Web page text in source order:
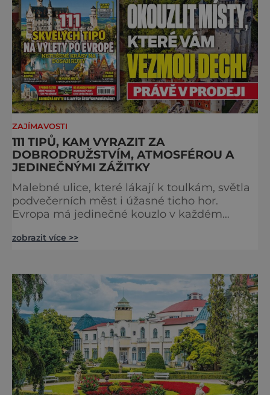
Caesar svou slavnou vě
ZAJÍMAVOSTI
111 TIPŮ, KAM VYRAZIT ZA
DOBRODRUŽSTVÍM, ATMOSFÉROU A
JEDINEČNÝMI ZÁŽITKY
Malebné ulice, které lákají k toulkám, světla
podvečerních měst i úžasné ticho hor.
Evropa má jedinečné kouzlo v každém
zve na cestu plnou inspirace, dobrodružství i
podobě. Města s neopakovatelnou
atmosférou Vydejte se s námi na prohlídku
měst, která patří k
zobrazit více >>